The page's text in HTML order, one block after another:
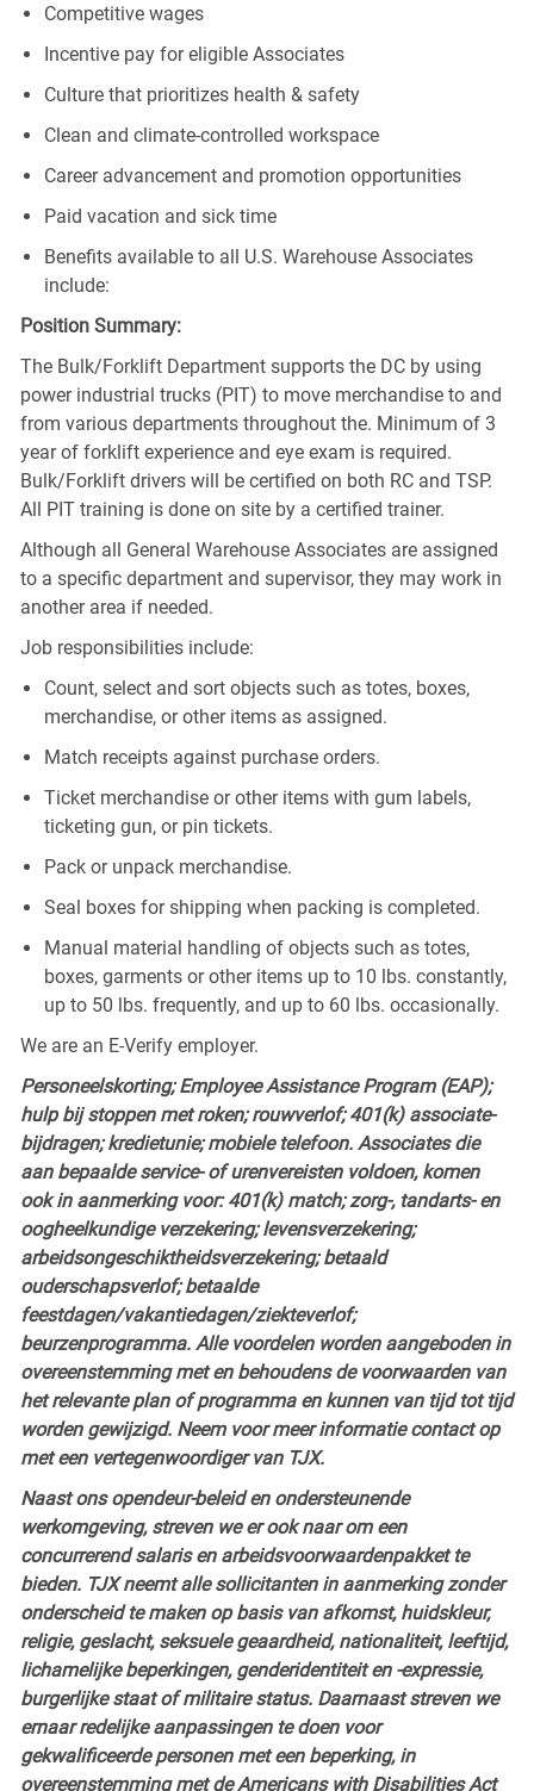
Competitive wages
Incentive pay for eligible Associates
Culture that prioritizes health & safety
Clean and climate-controlled workspace
Career advancement and promotion opportunities
Paid vacation and sick time
Benefits available to all U.S. Warehouse Associates
include:
Position Summary:
The Bulk/Forklift Department supports the DC by using
power industrial trucks (PIT) to move merchandise to and
from various departments throughout the. Minimum of 3
year of forklift experience and eye exam is required.
Bulk/Forklift drivers will be certified on both RC and TSP.
All PIT training is done on site by a certified trainer.
Although all General Warehouse Associates are assigned
to a specific department and supervisor, they may work in
another area if needed.
Job responsibilities include:
Count, select and sort objects such as totes, boxes,
merchandise, or other items as assigned.
Match receipts against purchase orders.
Ticket merchandise or other items with gum labels,
ticketing gun, or pin tickets.
Pack or unpack merchandise.
Seal boxes for shipping when packing is completed.
Manual material handling of objects such as totes,
boxes, garments or other items up to 10 lbs. constantly,
up to 50 lbs. frequently, and up to 60 lbs. occasionally.
We are an E-Verify employer.
Personeelskorting; Employee Assistance Program (EAP);
hulp bij stoppen met roken; rouwverlof; 401(k) associate-
bijdragen; kredietunie; mobiele telefoon. Associates die
aan bepaalde service- of urenvereisten voldoen, komen
ook in aanmerking voor: 401(k) match; zorg-, tandarts- en
oogheelkundige verzekering; levensverzekering;
arbeidsongeschiktheidsverzekering; betaald
ouderschapsverlof; betaalde
feestdagen/vakantiedagen/ziekteverlof;
beurzenprogramma. Alle voordelen worden aangeboden in
overeenstemming met en behoudens de voorwaarden van
het relevante plan of programma en kunnen van tijd tot tijd
worden gewijzigd. Neem voor meer informatie contact op
met een vertegenwoordiger van TJX.
Naast ons opendeur-beleid en ondersteunende
werkomgeving, streven we er ook naar om een
concurrerend salaris en arbeidsvoorwaardenpakket te
bieden. TJX neemt alle sollicitanten in aanmerking zonder
onderscheid te maken op basis van afkomst, huidskleur,
religie, geslacht, seksuele geaardheid, nationaliteit, leeftijd,
lichamelijke beperkingen, genderidentiteit en -expressie,
burgerlijke staat of militaire status. Daarnaast streven we
ernaar redelijke aanpassingen te doen voor
gekwalificeerde personen met een beperking, in
overeenstemming met de Americans with Disabilities Act